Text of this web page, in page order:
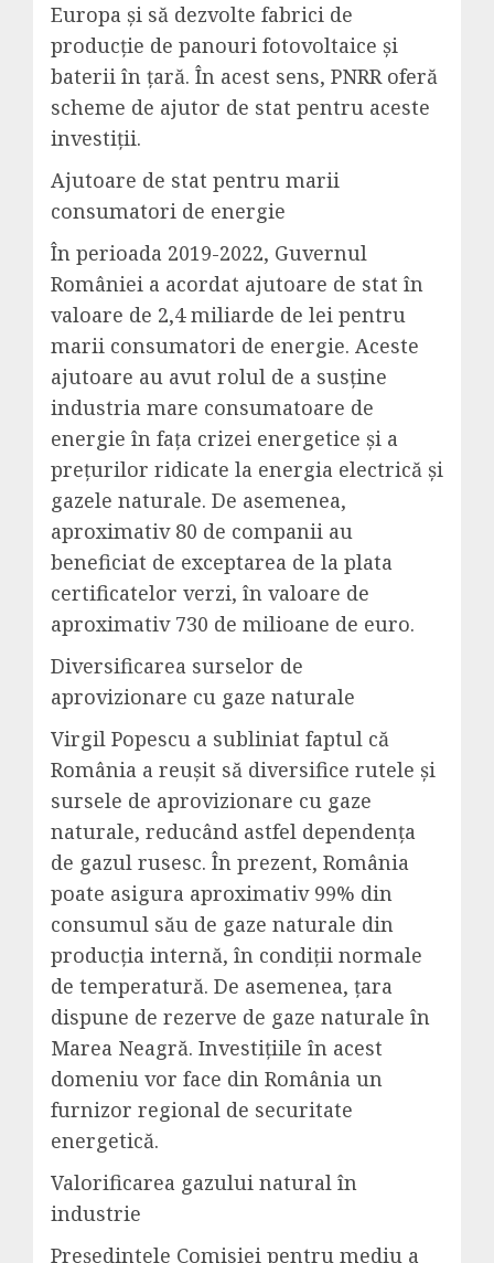
Europa și să dezvolte fabrici de
producție de panouri fotovoltaice și
baterii în țară. În acest sens, PNRR oferă
scheme de ajutor de stat pentru aceste
investiții.
Ajutoare de stat pentru marii
consumatori de energie
În perioada 2019-2022, Guvernul
României a acordat ajutoare de stat în
valoare de 2,4 miliarde de lei pentru
marii consumatori de energie. Aceste
ajutoare au avut rolul de a susține
industria mare consumatoare de
energie în fața crizei energetice și a
prețurilor ridicate la energia electrică și
gazele naturale. De asemenea,
aproximativ 80 de companii au
beneficiat de exceptarea de la plata
certificatelor verzi, în valoare de
aproximativ 730 de milioane de euro.
Diversificarea surselor de
aprovizionare cu gaze naturale
Virgil Popescu a subliniat faptul că
România a reușit să diversifice rutele și
sursele de aprovizionare cu gaze
naturale, reducând astfel dependența
de gazul rusesc. În prezent, România
poate asigura aproximativ 99% din
consumul său de gaze naturale din
producția internă, în condiții normale
de temperatură. De asemenea, țara
dispune de rezerve de gaze naturale în
Marea Neagră. Investițiile în acest
domeniu vor face din România un
furnizor regional de securitate
energetică.
Valorificarea gazului natural în
industrie
Președintele Comisiei pentru mediu a